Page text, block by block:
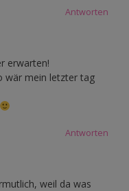
Antworten
erwarten!
wär mein letzter tag
Antworten
weil da was